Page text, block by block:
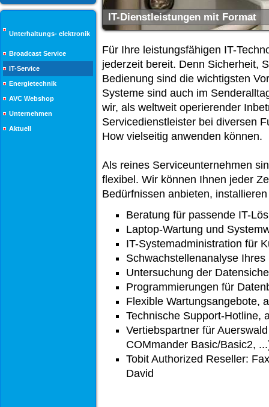
Unterhaltungs- elektronik
Broadcast Service
IT-Service
Energietechnik
AVC Webshop
Unternehmen
Aktuell
IT-Dienstleistungen mit Format
Für Ihre leistungsfähigen IT-
jederzeit bereit. Denn Sicherheit,
Bedienung sind die wichtigsten
Systeme sind auch im
wir, als weltweit operierender
Servicedienstleister bei diversen
How vielseitig anwenden können.
Als reines Serviceunternehmen
flexibel. Wir können Ihnen jeder
Bedürfnissen anbieten,
Beratung für passende IT-
Laptop-Wartung und
IT-Systemadministration für
Schwachstellenanalyse Ihres
Untersuchung der
Programmierungen für
Flexible Wartungsangebote,
Technische Support-Hotline,
Vertiebspartner für
COMmander Basic/Basic2,
Tobit Authorized Reseller:
David